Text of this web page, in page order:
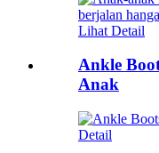
Lihat Detail
Ankle
Anak
Detail